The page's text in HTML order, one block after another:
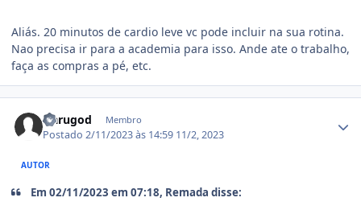
Aliás. 20 minutos de cardio leve vc pode incluir na sua rotina.
Nao precisa ir para a academia para isso. Ande ate o trabalho,
faça as compras a pé, etc.
Narugod Membro
Postado2/11/2023 às 14:59 11/2, 2023
AUTOR
Em 02/11/2023 em 07:18, Remada disse: